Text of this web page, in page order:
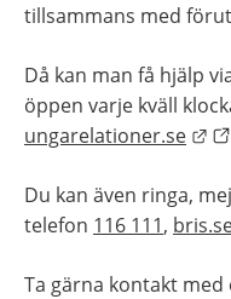
tillsammans med
Då kan man få hjälp
ungarelationer.se
Du kan även ringa,
telefon 116 111,
Ta gärna kontakt